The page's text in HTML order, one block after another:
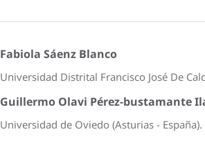
Fabiola Sáenz Blanco
Universidad Distrital Francisco José De
Guillermo Olavi Pérez-bustamante
Universidad de Oviedo (Asturias - España).